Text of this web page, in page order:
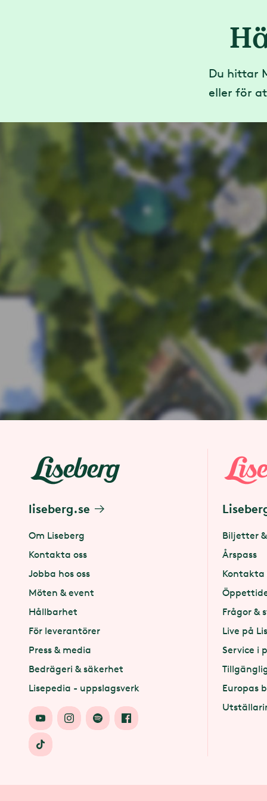
Du hittar
eller för
liseberg.se
Om Liseberg
Kontakta oss
Jobba hos oss
Möten & event
Hållbarhet
För leverantörer
Press & media
Bedrägeri & säkerhet
Lisepedia - uppslagsverk
Biljetter
Årspass
Kontakta
Frågor &
Live på
Service i
Europas